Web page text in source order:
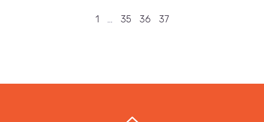
1 … 35 36 37